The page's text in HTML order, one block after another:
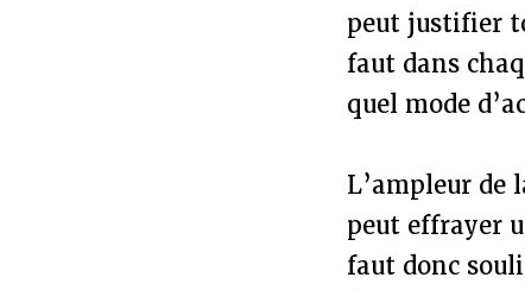
peut justifier
faut dans
quel mode
L’ampleur de
peut effrayer
faut donc